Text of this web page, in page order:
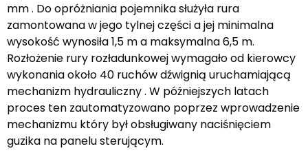
mm . Do opróżniania pojemnika służyła rura
zamontowana w jego tylnej części a jej minimalna
wysokość wynosiła 1,5 m a maksymalna 6,5 m.
Rozłożenie rury rozładunkowej wymagało od kierowcy
wykonania około 40 ruchów dźwignią uruchamiającą
mechanizm hydrauliczny . W późniejszych latach
proces ten zautomatyzowano poprzez wprowadzenie
mechanizmu który był obsługiwany naciśnięciem
guzika na panelu sterującym.